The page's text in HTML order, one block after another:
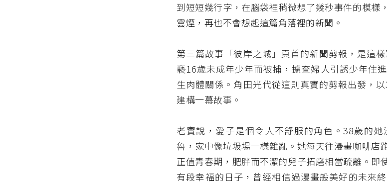
到短短幾行字，在腦袋裡稍微想了幾秒事件的模樣
雲煙，再也不會想起這篇角落裡的新聞。
第三篇故事「彼岸之城」頁首的新聞剪報，是這
褻16歲未成年少年而被捕，據查婦人引誘少年住
生肉體關係。角田光代從這則真實的剪報出發，
建構一幕故事。
老實說，愛子是個令人不舒服的角色。38歲的
魯，家中像垃圾場一樣雜亂。她每天往漫畫咖啡店
正值青春期，肥胖而不潔的兒子拓磨相當疏離。即
有段幸福的日子，曾經相信過漫畫般美好的未來